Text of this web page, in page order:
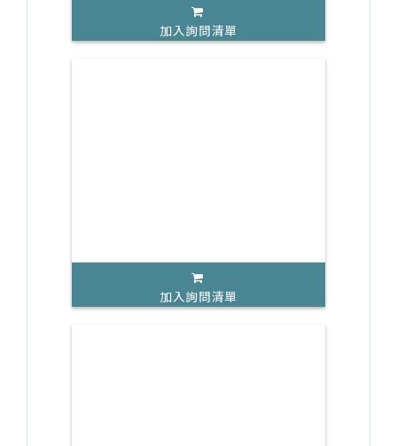
加入詢問清單
加入詢問清單